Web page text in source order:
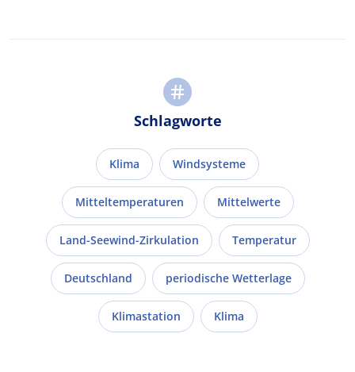
Schlagworte
Klima Windsysteme
Mitteltemperaturen Mittelwerte
Land-Seewind-Zirkulation Temperatur
Deutschland periodische Wetterlage
Klimastation Klima